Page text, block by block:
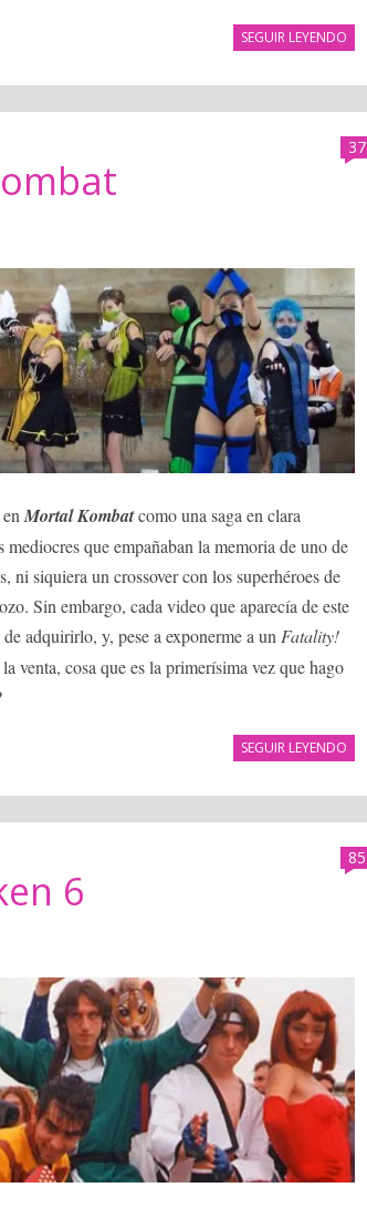
SEGUIR LEYENDO
37
Mortal Kombatcomo una saga en clara
que empañaban la memoria de uno de
ni siquiera un crossover con los superhéroes de
Sin embargo, cada video que aparecía de este
adquirirlo, y, pese a exponerme a un Fatality!
venta, cosa que es la primerísima vez que hago
SEGUIR LEYENDO
85
6